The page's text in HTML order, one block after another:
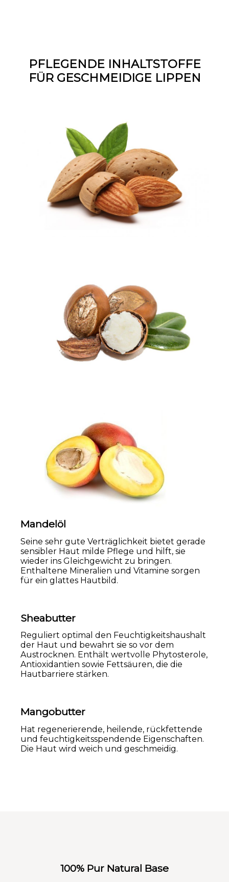
PFLEGENDE INHALTSTOFFE
FÜR GESCHMEIDIGE LIPPEN
Mandelöl
Seine sehr gute Verträglichkeit bietet gerade
sensibler Haut milde Pflege und hilft, sie
wieder ins Gleichgewicht zu bringen.
Enthaltene Mineralien und Vitamine sorgen
für ein glattes Hautbild.
Sheabutter
Reguliert optimal den Feuchtigkeitshaushalt
der Haut und bewahrt sie so vor dem
Austrocknen. Enthält wertvolle Phytosterole,
Antioxidantien sowie Fettsäuren, die die
Hautbarriere stärken.
Mangobutter
Hat regenerierende, heilende, rückfettende
und feuchtigkeitsspendende Eigenschaften.
Die Haut wird weich und geschmeidig.
100% Pur Natural Base
Text vergrößern Hochkontrastmodus